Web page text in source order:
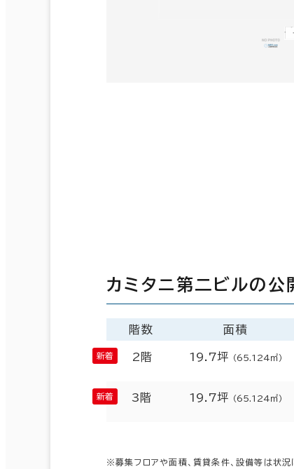
カミタニ第二ビルの公
階数 面積
2階 19.7坪 （65.124㎡）
3階 19.7坪 （65.124㎡）
※募集フロアや面積、賃貸条件、設備等は状況